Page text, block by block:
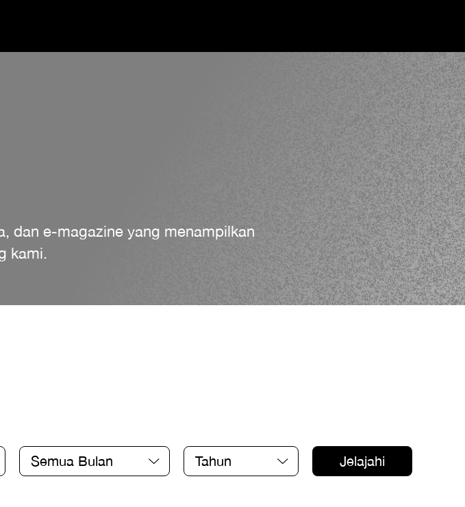
dan e-magazine yang menampilkan
kami.
Semua Bulan Tahun Jelajahi